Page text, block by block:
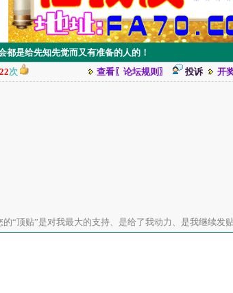
都是给先知先觉而又有准备的人的！
次 查看〖论坛规则〗 投诉 开
的“顶贴”是对我最大的支持、是给了我动力、是我继续发